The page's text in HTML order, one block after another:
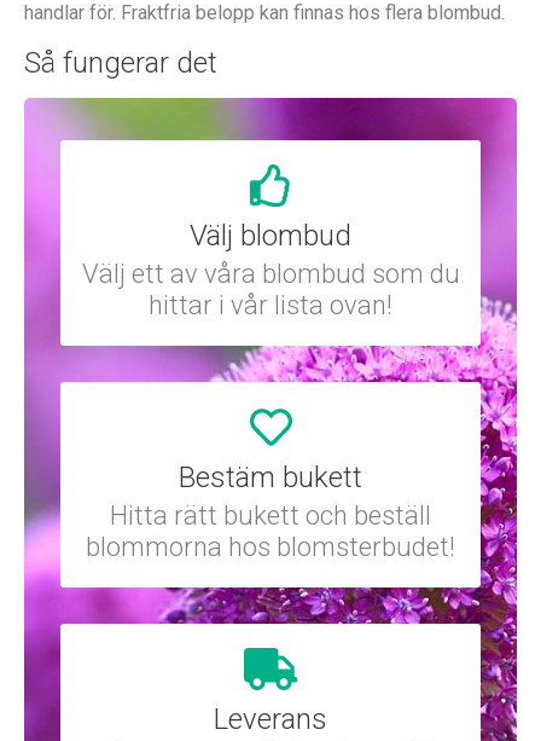
handlar för. Fraktfria belopp kan finnas hos flera blombud.
Så fungerar det
Välj blombud
Välj ett av våra blombud som du
hittar i vår lista ovan!
Bestäm bukett
Hitta rätt bukett och beställ
blommorna hos blomsterbudet!
Leverans